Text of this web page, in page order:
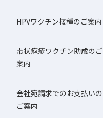
HPVワクチン接種のご案内
帯状疱疹ワクチン助成のご
案内
会社宛請求でのお支払いの
ご案内